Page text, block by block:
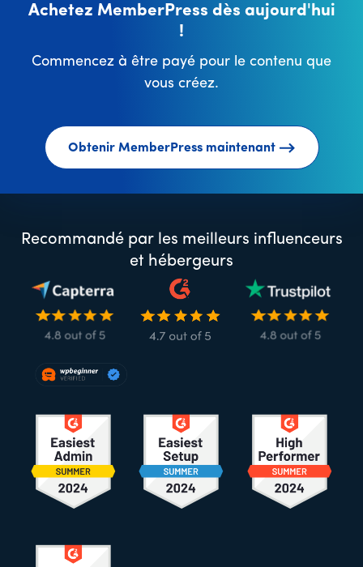
Achetez MemberPress dès aujourd'hui
!
Commencez à être payé pour le contenu que
vous créez.
Obtenir MemberPress maintenant
Recommandé par les meilleurs influenceurs
et hébergeurs